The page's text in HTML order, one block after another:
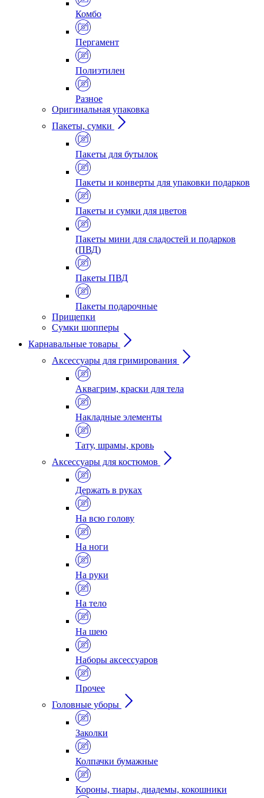
Комбо
Пергамент
Полиэтилен
Разное
Оригинальная упаковка
Пакеты, сумки
Пакеты для бутылок
Пакеты и конверты для упаковки подарков
Пакеты и сумки для цветов
Пакеты мини для сладостей и подарков
(ПВД)
Пакеты ПВД
Пакеты подарочные
Прищепки
Сумки шопперы
Карнавальные товары
Аксессуары для гримирования
Аквагрим, краски для тела
Накладные элементы
Тату, шрамы, кровь
Аксессуары для костюмов
Держать в руках
На всю голову
На ноги
На руки
На тело
На шею
Наборы аксессуаров
Прочее
Головные уборы
Заколки
Колпачки бумажные
Короны, тиары, диадемы, кокошники